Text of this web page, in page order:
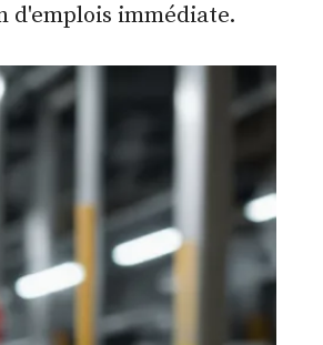
d'emplois immédiate.